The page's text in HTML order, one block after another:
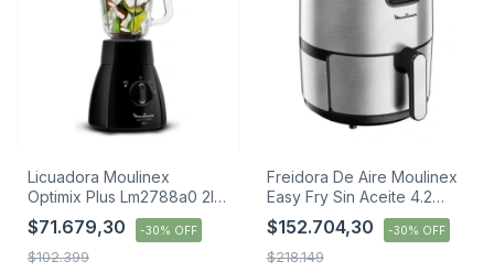
Licuadora Moulinex
Optimix Plus Lm2788a0 2l
Plástico
$71.679,30 -30% OFF
$102.399
Freidora De Aire Moulinex
Easy Fry Sin Aceite 4.2
Litros
$152.704,30 -30% OFF
$218.149